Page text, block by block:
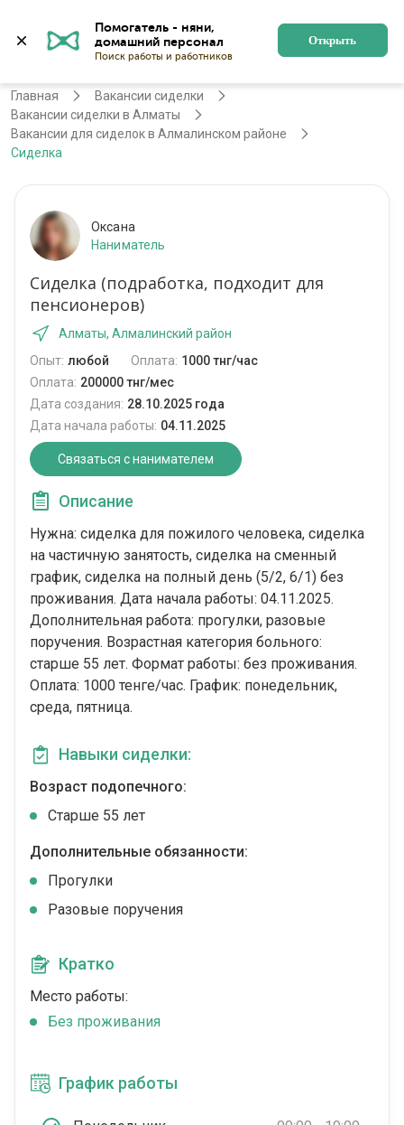
Помогатель - няни,
Поиск работы и работников
Открыть
Алматы Регистрация
Главная
Вакансии сиделки
Вакансии сиделки в Алматы
Вакансии для сиделок в Алмалинском районе
Сиделка
Оксана
Наниматель
Сиделка (подработка, подходит для
пенсионеров)
Алматы, Алмалинский район
Опыт: любой Оплата: 1000 тнг/час
Оплата: 200000 тнг/мес
Дата создания: 28.10.2025 года
Дата начала работы: 04.11.2025
Связаться с нанимателем
Описание
Нужна: сиделка для пожилого человека, сиделка
на частичную занятость, сиделка на сменный
график, сиделка на полный день (5/2, 6/1) без
проживания. Дата начала работы: 04.11.2025.
Дополнительная работа: прогулки, разовые
поручения. Возрастная категория больного:
cтарше 55 лет. Формат работы: без проживания.
Оплата: 1000 тенге/час. График: понедельник,
среда, пятница.
Навыки сиделки:
Возраст подопечного:
Cтарше 55 лет
Дополнительные обязанности:
Прогулки
Разовые поручения
Кратко
Место работы:
Без проживания
График работы